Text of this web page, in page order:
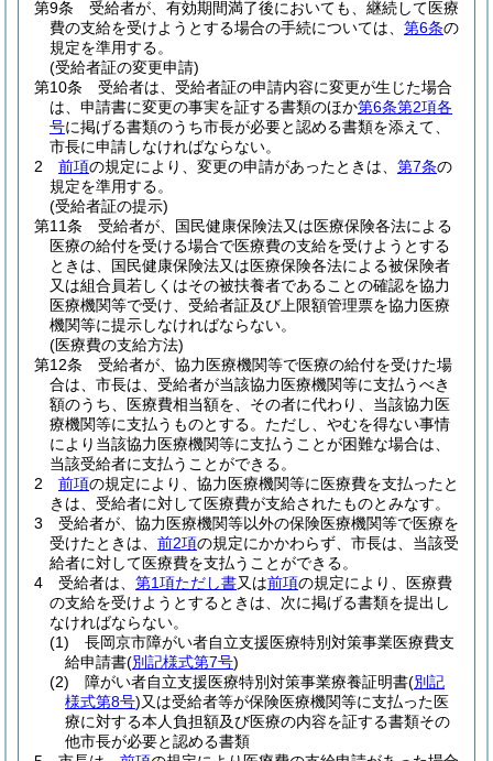
第9条
受給者が、有効期間満了後においても、継続して医療
費の支給を受けようとする場合の手続については、 第6条の
規定を準用する。
(受給者証の変更申請)
第10条
受給者は、受給者証の申請内容に変更が生じた場合
は、申請書に変更の事実を証する書類のほか第6条第2項各
号に掲げる書類のうち市長が必要と認める書類を添えて、
市長に申請しなければならない。
2
前項の規定により、変更の申請があったときは、 第7条の
規定を準用する。
(受給者証の提示)
第11条
受給者が、国民健康保険法又は医療保険各法による
医療の給付を受ける場合で医療費の支給を受けようとする
ときは、国民健康保険法又は医療保険各法による被保険者
又は組合員若しくはその被扶養者であることの確認を協力
医療機関等で受け、受給者証及び上限額管理票を協力医療
機関等に提示しなければならない。
(医療費の支給方法)
第12条
受給者が、協力医療機関等で医療の給付を受けた場
合は、市長は、受給者が当該協力医療機関等に支払うべき
額のうち、医療費相当額を、その者に代わり、当該協力医
療機関等に支払うものとする。 ただし、やむを得ない事情
により当該協力医療機関等に支払うことが困難な場合は、
当該受給者に支払うことができる。
2
前項の規定により、協力医療機関等に医療費を支払ったと
きは、受給者に対して医療費が支給されたものとみなす。
3
受給者が、協力医療機関等以外の保険医療機関等で医療を
受けたときは、 前2項の規定にかかわらず、市長は、当該受
給者に対して医療費を支払うことができる。
4
受給者は、 第1項ただし書又は前項の規定により、医療費
の支給を受けようとするときは、次に掲げる書類を提出し
なければならない。
(1)
長岡京市障がい者自立支援医療特別対策事業医療費支
給申請書(別記様式第7号)
(2)
障がい者自立支援医療特別対策事業療養証明書(別記
様式第8号)又は受給者等が保険医療機関等に支払った医
療に対する本人負担額及び医療の内容を証する書類その
他市長が必要と認める書類